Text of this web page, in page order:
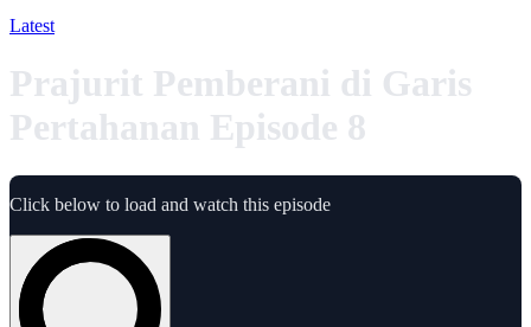
Latest
Prajurit Pemberani di Garis
Pertahanan Episode 8
Click below to load and watch this episode